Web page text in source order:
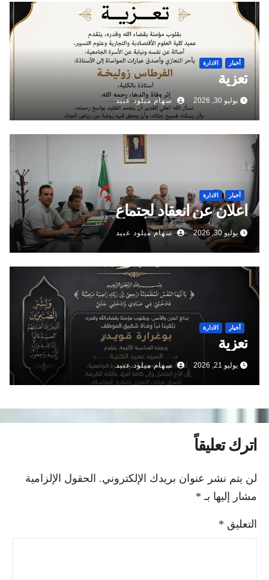
أخبار الادارة
تعزية
يوليو 30, 2026 سهام ميلود عبيد
أخبار الادارة
اعلان عن انعقاد لجتماع
يوليو 30, 2026 سهام ميلود عبيد
أخبار الادارة
تعزية
يوليو 21, 2026 سهام ميلود عبيد
اترك تعليقاً
لن يتم نشر عنوان بريدك الإلكتروني. الحقول الإلزامية
مشار إليها بـ *
التعليق*